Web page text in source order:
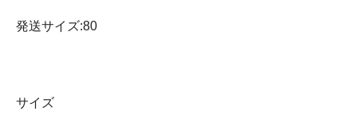
発送サイズ:80
サイズ